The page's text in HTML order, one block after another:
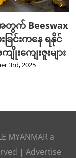
က် Beeswax
ခြင်းကနေ ရနိုင်
းကျေးဇူးများ
3rd, 2025
MYANMAR a
| Advertise